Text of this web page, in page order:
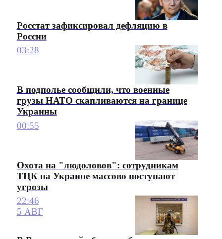
Росстат зафиксировал дефляцию в
России
03:28
В подполье сообщили, что военные
грузы НАТО скапливаются на границе
Украины
00:55
Охота на "людоловов": сотрудникам
ТЦК на Украине массово поступают
угрозы
22:46
5 АВГ